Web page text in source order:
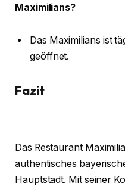
Maximilians?
Das Maximilians ist
geöffnet.
Fazit
Das Restaurant
authentisches
Hauptstadt. Mit seiner